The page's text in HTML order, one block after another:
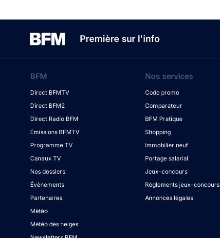
Première sur l'info
BFM
Direct BFMTV
Direct BFM2
Direct Radio BFM
Émissions BFMTV
Programme TV
Canaux TV
Nos dossiers
Évènements
Partenaires
Météo
Météo des neiges
Nos services
Code promo
Comparateur
BFM Pratique
Shopping
Immobilier neuf
Portage salarial
Jeux-concours
Règlements jeux-concours
Annonces légales